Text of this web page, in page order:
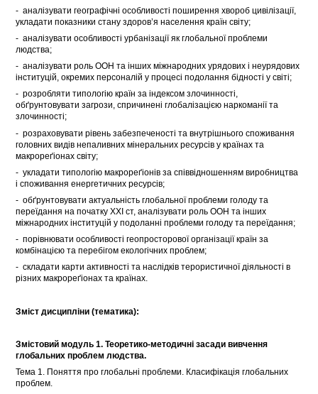
- аналізувати географічні особливості поширення хвороб цивілізації,
укладати показники стану здоров’я населення країн світу;
- аналізувати особливості урбанізації як глобальної проблеми
людства;
- аналізувати роль ООН та інших міжнародних урядових і неурядових
інституцій, окремих персоналій у процесі подолання бідності у світі;
- розробляти типологію країн за індексом злочинності,
обґрунтовувати загрози, спричинені глобалізацією наркоманії та
злочинності;
- розраховувати рівень забезпеченості та внутрішнього споживання
головних видів непаливних мінеральних ресурсів у країнах та
макрореґіонах світу;
- укладати типологію макрореґіонів за співвідношенням виробництва
і споживання енергетичних ресурсів;
- обґрунтовувати актуальність глобальної проблеми голоду та
переїдання на початку ХХІ ст, аналізувати роль ООН та інших
міжнародних інституцій у подоланні проблеми голоду та переїдання;
- порівнювати особливості геопросторової організації країн за
комбінацією та перебігом екологічних проблем;
- складати карти активності та наслідків терористичної діяльності в
різних макрореґіонах та країнах.
Зміст дисципліни (тематика):
Змістовий модуль 1. Теоретико-методичні засади вивчення
глобальних проблем людства.
Тема 1. Поняття про глобальні проблеми. Класифікація глобальних
проблем.